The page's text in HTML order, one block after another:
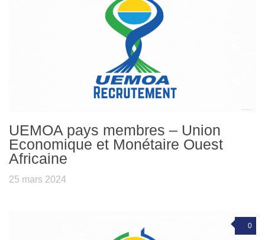
UEMOA pays membres – Union
Economique et Monétaire Ouest
Africaine
25 mars 2024
0